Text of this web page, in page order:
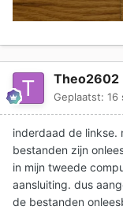
Theo2602
Geplaatst: 16
inderdaad de linkse.
bestanden zijn
in mijn tweede
aansluiting. dus
de bestanden